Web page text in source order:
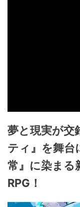
夢と現実が交
ティ』を舞台
常』に染まる
RPG！